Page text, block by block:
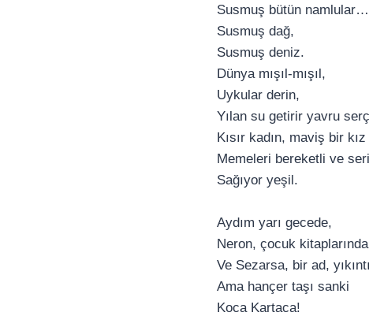
Susmuş bütün namlular…
Susmuş dağ,
Susmuş deniz.
Dünya mışıl-mışıl,
Uykular derin,
Yılan su getirir yavru
Kısır kadın, maviş bir
Memeleri bereketli ve
Sağıyor yeşil.
Aydım yarı gecede,
Neron, çocuk
Ve Sezarsa, bir ad,
Ama hançer taşı sanki
Koca Kartaca!